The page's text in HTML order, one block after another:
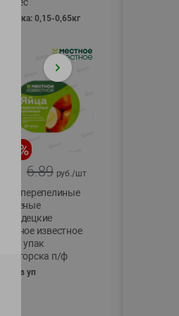
фасовка: 0,15-0,65кг
%
6.89 руб./шт
Яйца перепелиные
копченые
Молодецкие
Местное известное
20 шт упак
Солигорска п/ф
20шт в уп